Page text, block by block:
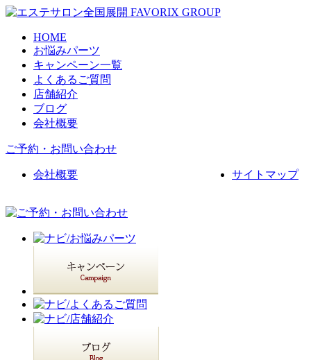
HOME
お悩みパーツ
キャンペーン一覧
よくあるご質問
店舗紹介
ブログ
会社概要
ご予約・お問い合わせ
サイトマップ
会社概要